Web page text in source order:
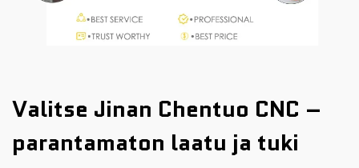
Valitse Jinan Chentuo CNC –
parantamaton laatu ja tuki